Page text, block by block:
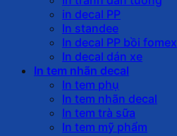
in decal PP
In standee
In decal PP bồi fomex
In decal dán xe
In tem nhãn decal
In tem phụ
In tem nhãn decal
In tem trà sữa
In tem mỹ phẩm